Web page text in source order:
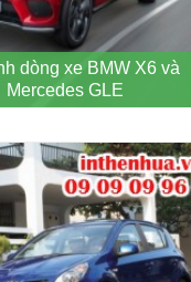
dòng xe BMW X6 và
Mercedes GLE